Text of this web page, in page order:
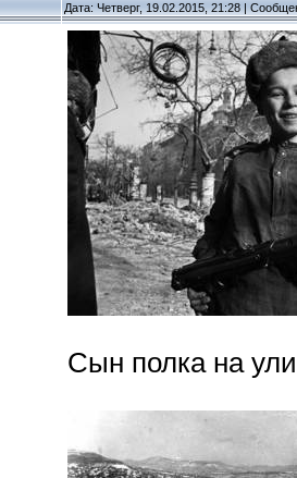
Дата: Четверг, 19.02.2015, 21:28 |
Сын полка на